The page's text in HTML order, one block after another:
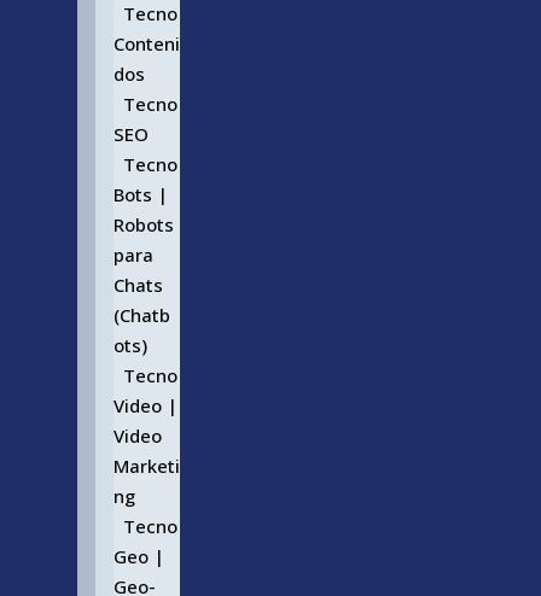
Tecno
Conteni
dos
Tecno
SEO
Tecno
Bots |
Robots
para
Chats
(Chatb
ots)
Tecno
Video |
Video
Marketi
ng
Tecno
Geo |
Geo-